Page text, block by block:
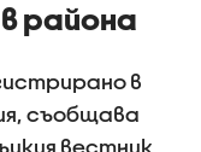
района
в
съобщава
вестник